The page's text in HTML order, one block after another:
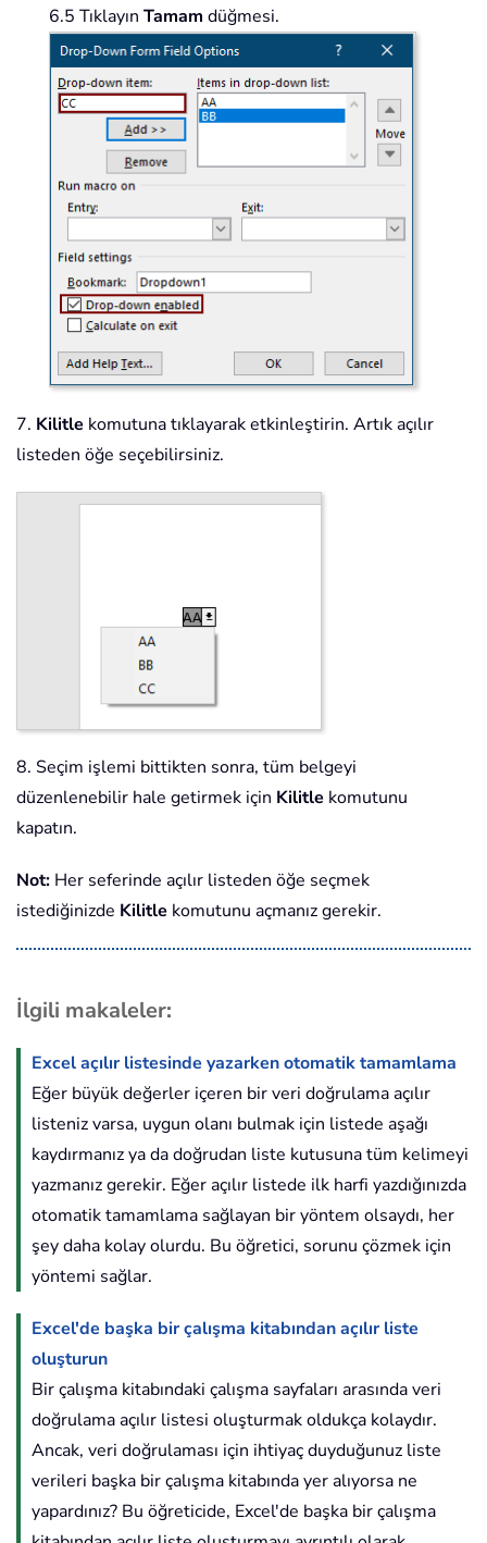
6.5 Tıklayın Tamam düğmesi.
7. Kilitle komutuna tıklayarak etkinleştirin. Artık açılır
listeden öğe seçebilirsiniz.
8. Seçim işlemi bittikten sonra, tüm belgeyi
düzenlenebilir hale getirmek için Kilitle komutunu
kapatın.
Not: Her seferinde açılır listeden öğe seçmek
istediğinizde Kilitle komutunu açmanız gerekir.
İlgili makaleler:
Excel açılır listesinde yazarken otomatik tamamlama
Eğer büyük değerler içeren bir veri doğrulama açılır
listeniz varsa, uygun olanı bulmak için listede aşağı
kaydırmanız ya da doğrudan liste kutusuna tüm kelimeyi
yazmanız gerekir. Eğer açılır listede ilk harfi yazdığınızda
otomatik tamamlama sağlayan bir yöntem olsaydı, her
şey daha kolay olurdu. Bu öğretici, sorunu çözmek için
yöntemi sağlar.
Excel'de başka bir çalışma kitabından açılır liste
oluşturun
Bir çalışma kitabındaki çalışma sayfaları arasında veri
doğrulama açılır listesi oluşturmak oldukça kolaydır.
Ancak, veri doğrulaması için ihtiyaç duyduğunuz liste
verileri başka bir çalışma kitabında yer alıyorsa ne
yapardınız? Bu öğreticide, Excel'de başka bir çalışma